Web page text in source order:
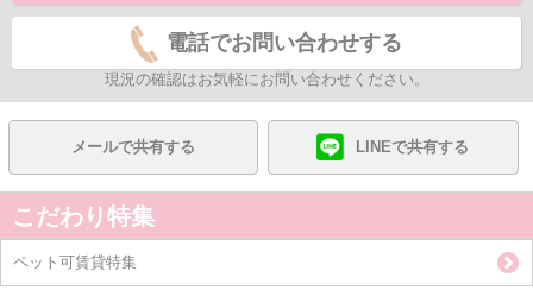
電話でお問い合わせする
現況の確認はお気軽にお問い合わせください。
メールで共有する LINEで共有する
こだわり特集
ペット可賃貸特集